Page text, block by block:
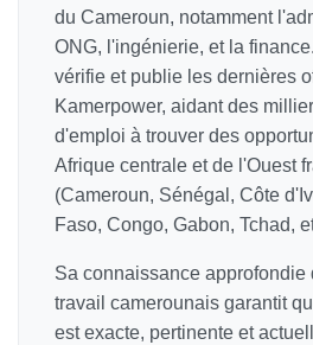
du Cameroun, notamment
ONG, l'ingénierie, et la
vérifie et publie les dernières
Kamerpower, aidant des
d'emploi à trouver des
Afrique centrale et de l'Ouest
(Cameroun, Sénégal, Côte
Faso, Congo, Gabon, Tchad,
Sa connaissance approfondie
travail camerounais garantit
est exacte, pertinente et